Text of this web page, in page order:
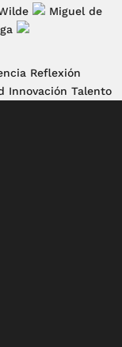
Miguel de
Reflexión
Innovación Talento